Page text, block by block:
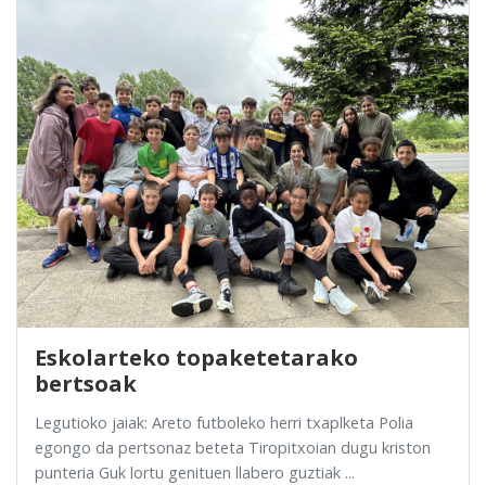
Eskolarteko topaketetarako
bertsoak
Legutioko jaiak: Areto futboleko herri txaplketa Polia
egongo da pertsonaz beteta Tiropitxoian dugu kriston
punteria Guk lortu genituen llabero guztiak ...